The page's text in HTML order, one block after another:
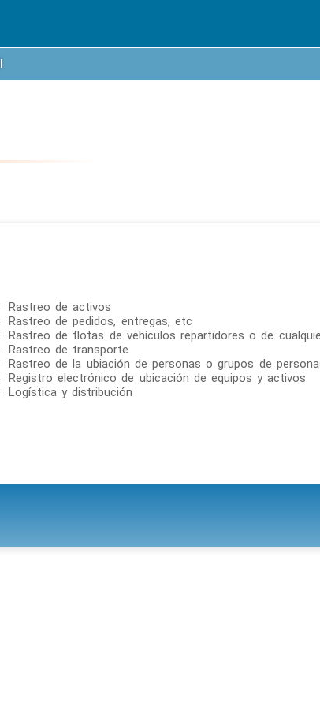
Rastreo de activos
Rastreo de pedidos, entregas, etc
Rastreo de flotas de vehículos repartidores o de
Rastreo de transporte
Rastreo de la ubiación de personas o grupos de
Registro electrónico de ubicación de equipos y activos
Logística y distribución